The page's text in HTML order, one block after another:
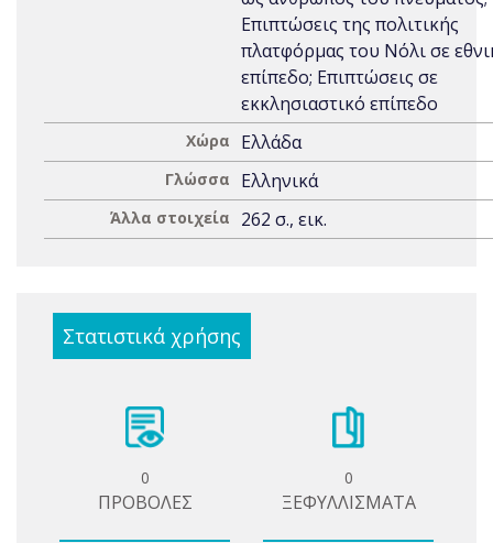
Επιπτώσεις της πολιτικής
πλατφόρμας του Νόλι σε
επίπεδο; Επιπτώσεις σε
εκκλησιαστικό επίπεδο
Χώρα Ελλάδα
Γλώσσα Ελληνικά
Άλλα στοιχεία 262 σ., εικ.
Στατιστικά χρήσης
0
ΠΡΟΒΟΛΕΣ
0
ΞΕΦΥΛΛΙΣΜΑΤΑ